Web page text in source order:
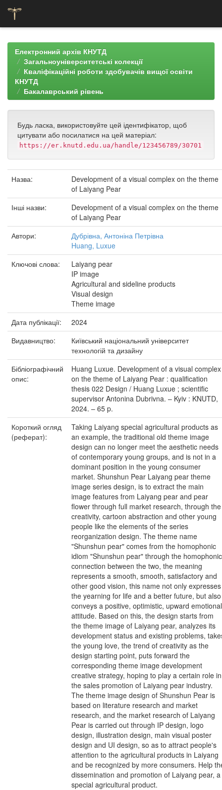
navigationЕлектронний архів КНУТД
Загальноуніверситетські колекції
Кваліфікаційні роботи здобувачів вищої освіти
КНУТД
Бакалаврський рівень
Будь ласка, використовуйте цей ідентифікатор, щоб
цитувати або посилатися на цей матеріал:
https://er.knutd.edu.ua/handle/123456789/30701
Назва:
Development of a visual complex on the theme
of Laiyang Pear
Інші назви:
Development of a visual complex on the theme
of Laiyang Pear
Автори:
Дубрівна, Антоніна Петрівна
Huang, Luxue
Ключові слова:
Laiyang pear
IP image
Agricultural and sideline products
Visual design
Theme image
Дата публікації:
2024
Видавництво:
Київський національний університет
технологій та дизайну
Бібліографічний
опис:
Huang Luxue. Development of a visual complex
on the theme of Laiyang Pear : qualification
thesis 022 Design / Huang Luxue ; scientific
supervisor Antonina Dubrivna. – Kyiv : KNUTD,
2024. – 65 p.
Короткий огляд
(реферат):
Taking Laiyang special agricultural products as
an example, the traditional old theme image
design can no longer meet the aesthetic needs
of contemporary young groups, and is not in a
dominant position in the young consumer
market. Shunshun Pear Laiyang pear theme
image series design, is to extract the main
image features from Laiyang pear and pear
flower through full market research, through the
creativity, cartoon abstraction and other young
people like the elements of the series
reorganization design. The theme name
"Shunshun pear" comes from the homophonic
idiom "Shunshun pear" through the homophonic
connection between the two, the meaning
represents a smooth, smooth, satisfactory and
other good vision, this name not only expresses
the yearning for life and a better future, but also
conveys a positive, optimistic, upward emotional
attitude. Based on this, the design starts from
the theme image of Laiyang pear, analyzes its
development status and existing problems,
the young love, the trend of creativity as the
design starting point, puts forward the
corresponding theme image development
creative strategy, hoping to play a certain role in
the sales promotion of Laiyang pear industry.
The theme image design of Shunshun Pear is
based on literature research and market
research, and the market research of Laiyang
Pear is carried out through IP design, logo
design, illustration design, main visual poster
design and UI design, so as to attract people's
attention to the agricultural products in Laiyang
and be recognized by more consumers. Help
dissemination and promotion of Laiyang pear, a
special agricultural product.